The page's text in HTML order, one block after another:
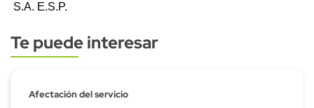
S.A. E.S.P.
Subtitulo
Te puede interesar
Afectación del servicio